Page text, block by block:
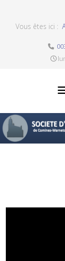
Vous êtes ici :